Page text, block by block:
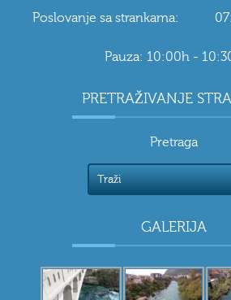
Poslovanje sa strankama:
Pauza: 10:00h -
PRETRAŽIVANJE
Pretraga
GALERIJA